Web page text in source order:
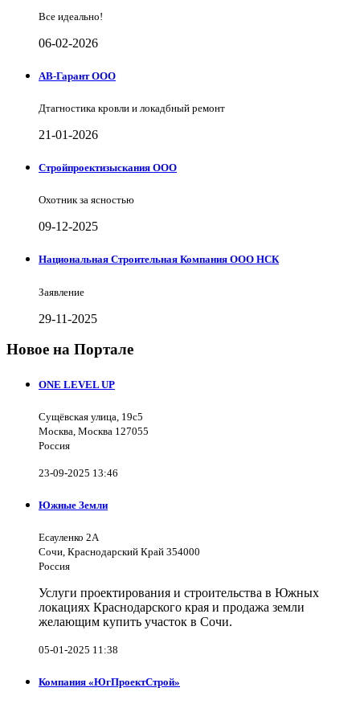
Все идеально!
06-02-2026
АВ-Гарант ООО
Дтагностика кровли и локадбный ремонт
21-01-2026
Стройпроектизыскания ООО
Охотник за ясностью
09-12-2025
Национальная Строительная Компания ООО НСК
Заявление
29-11-2025
Новое на Портале
ONE LEVEL UP
Сущёвская улица, 19с5
Москва, Москва 127055
Россия
23-09-2025 13:46
Южные Земли
Есауленко 2А
Сочи, Краснодарский Край 354000
Россия
Услуги проектирования и строительства в Южных
локациях Краснодарского края и продажа земли
желающим купить участок в Сочи.
05-01-2025 11:38
Компания «ЮгПроектСтрой»